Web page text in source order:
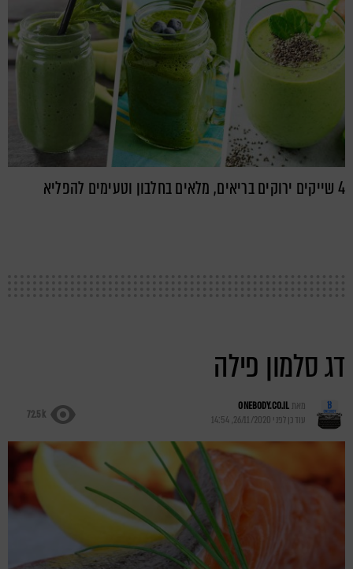
4 שייקים ירוקים בריאים, מלאים בחלבון וטעימים להפליא
דג סלמון פילה
מאתONEBODY.CO.IL
עודכן לפני 26/11/2020, 14:54
72.5k